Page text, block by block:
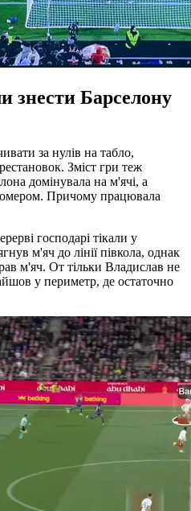
знести Барселону
за нулів на табло,
Зміст гри теж
домінувала на м'ячі, а
Причому працювала
господарі тікали у
м'яч до лінії півкола, однак
м'яч. От тільки Владислав не
у периметр, де остаточно